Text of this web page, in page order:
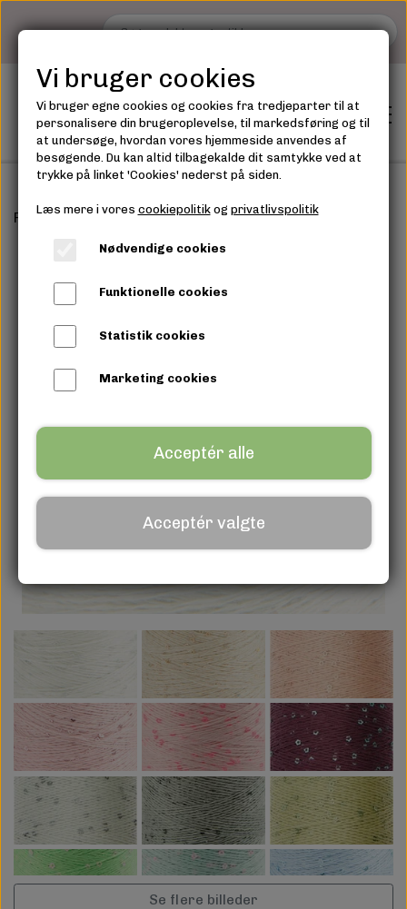
TILBEHØR
KNITPRO
Tilbud
GARN
ÅBENT
OM
Forside GARN - OVERSIGT Make it Blümchen
Se flere billeder
Vi bruger cookies
Vi bruger egne cookies og cookies fra tredjeparter til at
personalisere din brugeroplevelse, til markedsføring og til
at undersøge, hvordan vores hjemmeside anvendes af
besøgende. Du kan altid tilbagekalde dit samtykke ved at
trykke på linket 'Cookies' nederst på siden.
Læs mere i vores cookiepolitikog privatlivspolitik
Nødvendige cookies
Funktionelle cookies
Statistik cookies
Marketing cookies
Acceptér alle
Acceptér valgte